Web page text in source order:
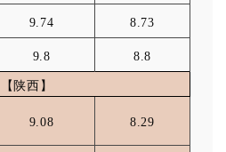
9.74 8.73
9.8 8.8
【陕西】
9.08 8.29